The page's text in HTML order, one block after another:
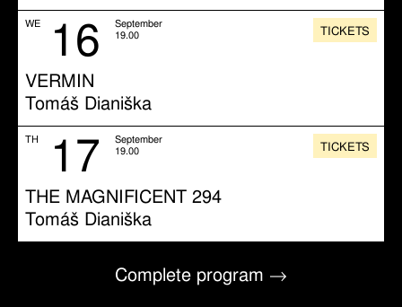
WE 16
September
19.00
VERMIN
Tomáš Dianiška
TICKETS
TH 17
September
19.00
THE MAGNIFICENT 294
Tomáš Dianiška
TICKETS
Complete program →